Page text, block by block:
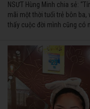
NSƯT Hùng Minh chia sẻ:
mãi một thời tuổi trẻ bôn ba,
thấy cuộc đời mình cũng có
ngược nhận được những cơ
diễn”.